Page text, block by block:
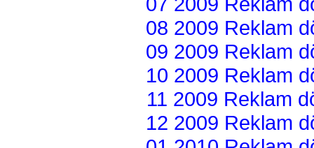
08 2009 Reklam
09 2009 Reklam
10 2009 Reklam
11 2009 Reklam
12 2009 Reklam